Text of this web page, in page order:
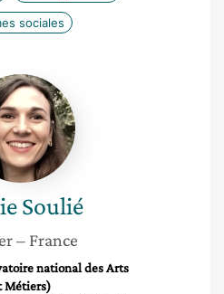
sociales
Marie
Soulié
Soulié
– France
national des Arts
Métiers)